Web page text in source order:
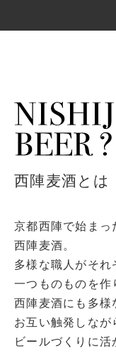
西陣麦酒とは
京都西陣で始まっ
西陣麦酒。
多様な職人がそれ
一つものものを作
西陣麦酒にも多様
お互い触発しなが
ビールづくりに活